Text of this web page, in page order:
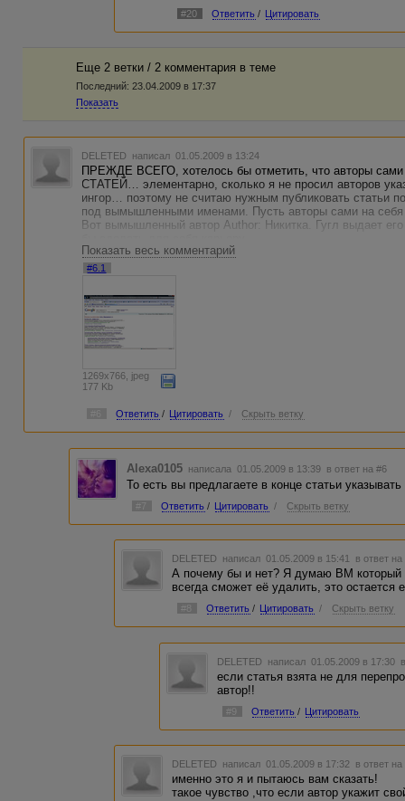
#20 Ответить / Цитировать
Еще 2 ветки / 2 комментария в темe
Последний: 23.04.2009 в 17:37
Показать
DELETED написал 01.05.2009 в 13:24
ПРЕЖДЕ ВСЕГО, хотелось бы отметить, что авторы
СТАТЕЙ… элементарно, сколько я не просил авторов
ингор… поэтому не считаю нужным публиковать статьи
под вымышленными именами. Пусть авторы сами на
Вот вымышленный автор Author: Никитка. Гугл выдает
Вот не вымышленный автор Author: Прийменко А. А..
Кто не верит, может сам проверить скрин приложил,
Показать весь комментарий
#6.1
1269x766, jpeg
177 Kb
Ответить / Цитировать / Скрыть ветку
Alexa0105 написала 01.05.2009 в 13:39 в ответ на #6
То есть вы предлагаете в конце статьи
#7 Ответить / Цитировать / Скрыть ветку
DELETED написал 01.05.2009 в 15:41 в ответ на
А почему бы и нет? Я думаю ВМ который
всегда сможет её удалить, это остается
#8 Ответить / Цитировать / Скрыть ветку
DELETED написал 01.05.2009 в 17:30
если статья взята не для
автор!!
#9 Ответить / Цитировать
DELETED написал 01.05.2009 в 17:32 в ответ на
именно это я и пытаюсь вам сказать!
такое чувство ,что если автор укажит